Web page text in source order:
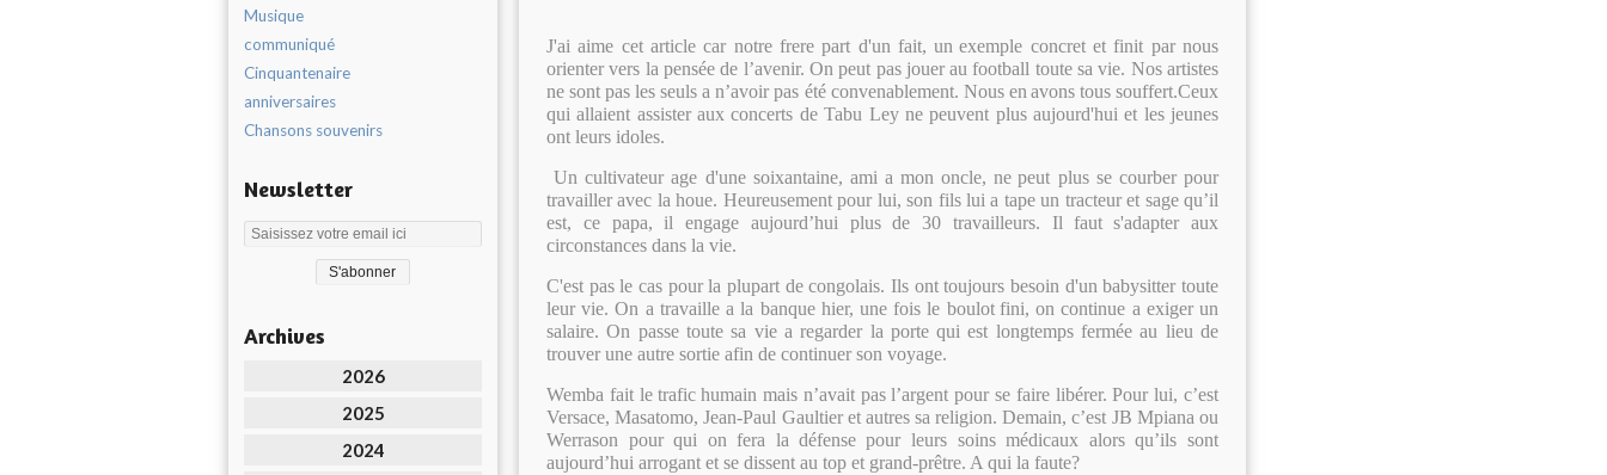
Musique
communiqué
Cinquantenaire
anniversaires
Chansons souvenirs
Newsletter
Archives
2026
2025
2024
J'ai aime cet article car notre frere part d'un fait, un exemple concret et finit par nous
orienter vers la pensée de l’avenir. On peut pas jouer au football toute sa vie. Nos artistes
ne sont pas les seuls a n’avoir pas été convenablement. Nous en avons tous souffert.Ceux
qui allaient assister aux concerts de Tabu Ley ne peuvent plus aujourd'hui et les jeunes
ont leurs idoles.
Un cultivateur age d'une soixantaine, ami a mon oncle, ne peut plus se courber pour
travailler avec la houe. Heureusement pour lui, son fils lui a tape un tracteur et sage qu’il
est, ce papa, il engage aujourd’hui plus de 30 travailleurs. Il faut s'adapter aux
circonstances dans la vie.
C'est pas le cas pour la plupart de congolais. Ils ont toujours besoin d'un babysitter toute
leur vie. On a travaille a la banque hier, une fois le boulot fini, on continue a exiger un
salaire. On passe toute sa vie a regarder la porte qui est longtemps fermée au lieu de
trouver une autre sortie afin de continuer son voyage.
Wemba fait le trafic humain mais n’avait pas l’argent pour se faire libérer. Pour lui, c’est
Versace, Masatomo, Jean-Paul Gaultier et autres sa religion. Demain, c’est JB Mpiana ou
Werrason pour qui on fera la défense pour leurs soins médicaux alors qu’ils sont
aujourd’hui arrogant et se dissent au top et grand-prêtre. A qui la faute?